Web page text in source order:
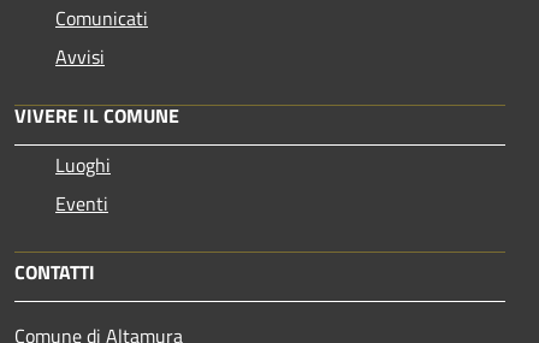
Comunicati
Avvisi
VIVERE IL COMUNE
Luoghi
Eventi
CONTATTI
Comune di Altamura